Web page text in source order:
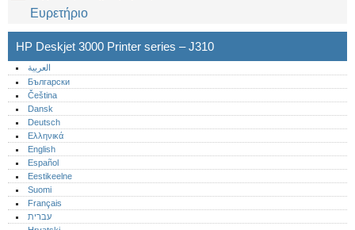
Ευρετήριο
HP Deskjet 3000 Printer series – J310
العربية
Български
Čeština
Dansk
Deutsch
Ελληνικά
English
Español
Eestikeelne
Suomi
Français
עברית